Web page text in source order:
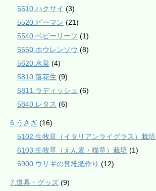
5510.ハクサイ (3)
5520.ピーマン (21)
5540.ベビーリーフ (1)
5550.ホウレンソウ (8)
5620.水菜 (4)
5810.落花生 (9)
5811.ラディッシュ (6)
5840.レタス (6)
6.うさぎ (16)
5102.生牧草（イタリアンライグラス）栽培
6103.生牧草（えん麦・猫草）栽培 (1)
6900.ウサギの糞堆肥作り (12)
7.道具・グッズ (9)